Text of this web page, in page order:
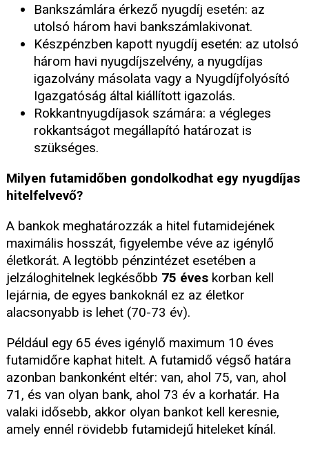
Bankszámlára érkező nyugdíj esetén: az
utolsó három havi bankszámlakivonat.
Készpénzben kapott nyugdíj esetén: az utolsó
három havi nyugdíjszelvény, a nyugdíjas
igazolvány másolata vagy a Nyugdíjfolyósító
Igazgatóság által kiállított igazolás.
Rokkantnyugdíjasok számára: a végleges
rokkantságot megállapító határozat is
szükséges.
Milyen futamidőben gondolkodhat egy nyugdíjas
hitelfelvevő?
A bankok meghatározzák a hitel futamidejének
maximális hosszát, figyelembe véve az igénylő
életkorát. A legtöbb pénzintézet esetében a
jelzáloghitelnek legkésőbb 75 éves korban kell
lejárnia, de egyes bankoknál ez az életkor
alacsonyabb is lehet (70-73 év).
Például egy 65 éves igénylő maximum 10 éves
futamidőre kaphat hitelt. A futamidő végső határa
azonban bankonként eltér: van, ahol 75, van, ahol
71, és van olyan bank, ahol 73 év a korhatár. Ha
valaki idősebb, akkor olyan bankot kell keresnie,
amely ennél rövidebb futamidejű hiteleket kínál.